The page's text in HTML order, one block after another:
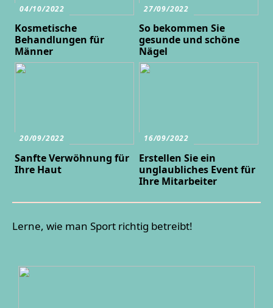
04/10/2022
Kosmetische
Behandlungen für
Männer
27/09/2022
So bekommen Sie
gesunde und schöne
Nägel
20/09/2022
Sanfte Verwöhnung für
Ihre Haut
16/09/2022
Erstellen Sie ein
unglaubliches Event für
Ihre Mitarbeiter
Lerne, wie man Sport richtig betreibt!